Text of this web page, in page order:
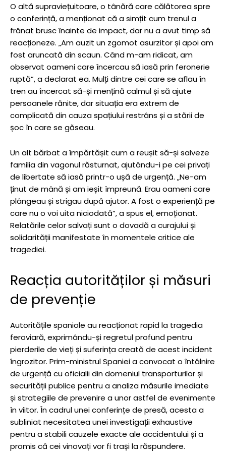
O altă supraviețuitoare, o tânără care călătorea spre
o conferință, a menționat că a simțit cum trenul a
frânat brusc înainte de impact, dar nu a avut timp să
reacționeze. „Am auzit un zgomot asurzitor și apoi am
fost aruncată din scaun. Când m-am ridicat, am
observat oameni care încercau să iasă prin feronerie
ruptă”, a declarat ea. Mulți dintre cei care se aflau în
tren au încercat să-și mențină calmul și să ajute
persoanele rănite, dar situația era extrem de
complicată din cauza spațiului restrâns și a stării de
șoc în care se găseau.
Un alt bărbat a împărtășit cum a reușit să-și salveze
familia din vagonul răsturnat, ajutându-i pe cei privați
de libertate să iasă printr-o ușă de urgență. „Ne-am
ținut de mână și am ieșit împreună. Erau oameni care
plângeau și strigau după ajutor. A fost o experiență pe
care nu o voi uita niciodată”, a spus el, emoționat.
Relatările celor salvați sunt o dovadă a curajului și
solidarității manifestate în momentele critice ale
tragediei.
Reacția autorităților și măsuri
de prevenție
Autoritățile spaniole au reacționat rapid la tragedia
feroviară, exprimându-și regretul profund pentru
pierderile de vieți și suferința creată de acest incident
îngrozitor. Prim-ministrul Spaniei a convocat o întâlnire
de urgență cu oficialii din domeniul transporturilor și
securității publice pentru a analiza măsurile imediate
și strategiile de prevenire a unor astfel de evenimente
în viitor. În cadrul unei conferințe de presă, acesta a
subliniat necesitatea unei investigații exhaustive
pentru a stabili cauzele exacte ale accidentului și a
promis că cei vinovați vor fi trași la răspundere.